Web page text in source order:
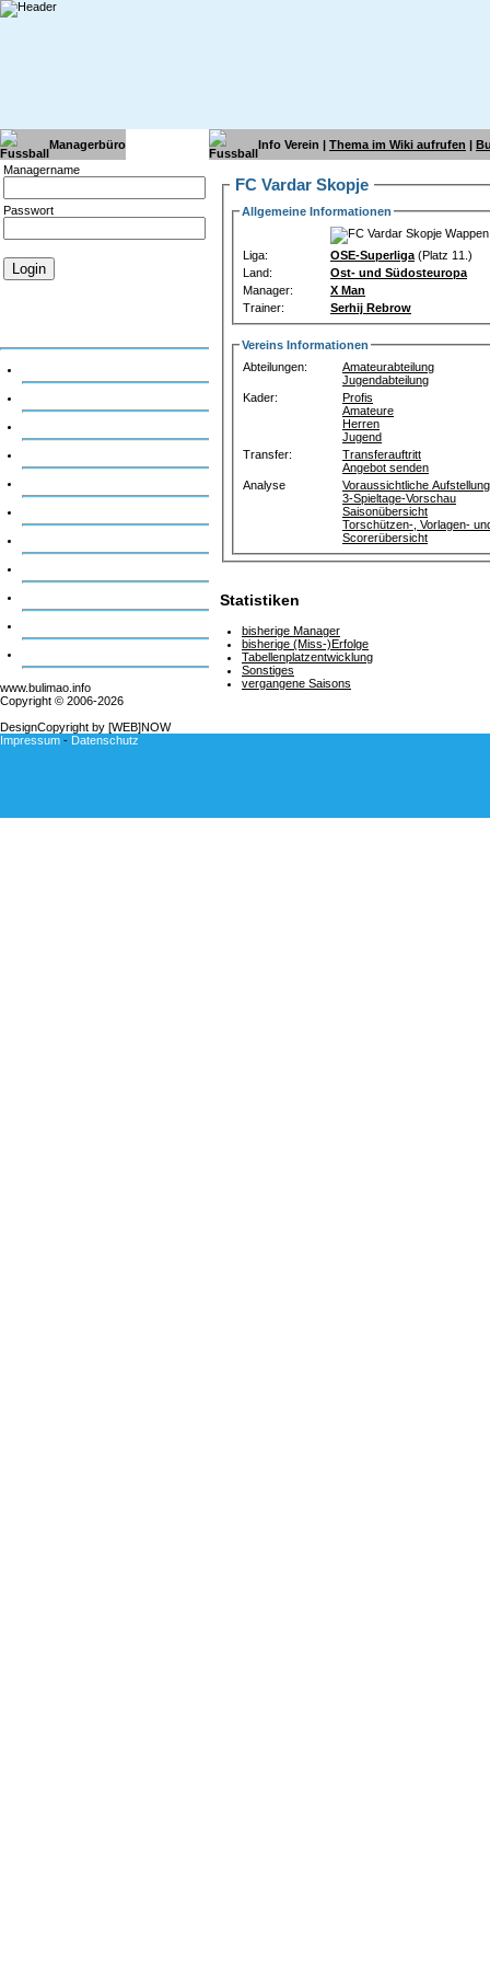
Managerbüro
Managername
Passwort
www.bulimao.info
Copyright © 2006-2026
DesignCopyright by [WEB]NOW
Info Verein | Thema im Wiki aufrufen |
FC Vardar Skopje
Allgemeine Informationen
Liga: OSE-Superliga (Platz 11.)
Land:
Ost- und Südosteuropa
Manager:
X Man
Trainer:
Serhij Rebrow
Vereins Informationen
Abteilungen:
Amateurabteilung
Jugendabteilung
Kader:
Profis
Amateure
Herren
Jugend
Transfer:
Transferauftritt
Angebot senden
Analyse
Voraussichtliche Aufstellung
3-Spieltage-Vorschau
Saisonübersicht
Torschützen-, Vorlagen-
Scorerübersicht
Statistiken
bisherige Manager
bisherige (Miss-)Erfolge
Tabellenplatzentwicklung
Sonstiges
vergangene Saisons
Impressum - Datenschutz